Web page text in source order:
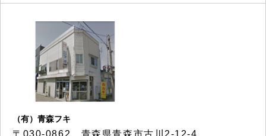
（有）青森フキ
〒030-0862 青森県青森市古川2-12-4